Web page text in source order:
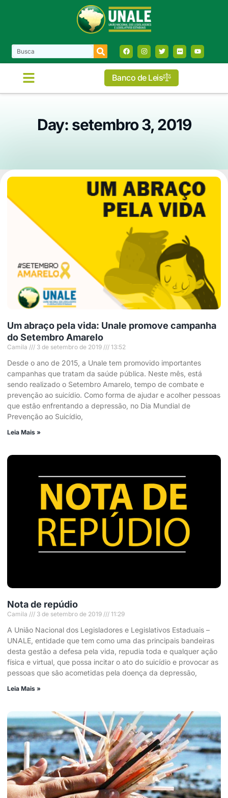
Banco de Leis
Day: setembro 3, 2019
Um abraço pela vida: Unale promove campanha
do Setembro Amarelo
Camila 3 de setembro de 2019 13:52
Desde o ano de 2015, a Unale tem promovido importantes
campanhas que tratam da saúde pública. Neste mês, está
sendo realizado o Setembro Amarelo, tempo de combate e
prevenção ao suicídio. Como forma de ajudar e acolher pessoas
que estão enfrentando a depressão, no Dia Mundial de
Prevenção ao Suicídio,
Leia Mais »
Nota de repúdio
Camila 3 de setembro de 2019 11:29
A União Nacional dos Legisladores e Legislativos Estaduais –
UNALE, entidade que tem como uma das principais bandeiras
desta gestão a defesa pela vida, repudia toda e qualquer ação
física e virtual, que possa incitar o ato do suicídio e provocar as
pessoas que são acometidas pela doença da depressão,
Leia Mais »